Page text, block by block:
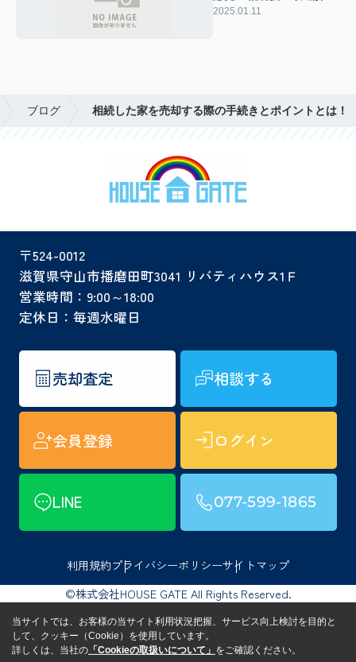
は？
2025.01.11
ブログ 相続した家を売却する際の手続きとポイントとは！
〒524-0012
滋賀県守山市播磨田町3041 リバティハウス1Ｆ
営業時間：9:00～18:00
定休日：毎週水曜日
売却査定 相談する
会員登録 ログイン
LINE 077-599-1865
利用規約プライバシーポリシーサイトマップ
©株式会社HOUSE GATE All Rights Reserved.
当サイトでは、お客様の当サイト利用状況把握、サービス向上検討を目的と
して、クッキー（Cookie）を使用しています。
詳しくは、当社の 「Cookieの取扱いについて」 をご確認ください。